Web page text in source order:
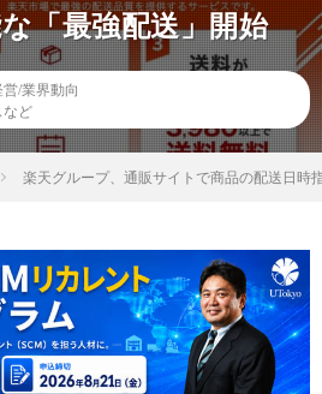
「最強配送」開始
営/業界動向
など
楽天グループ、通販サイトで商品の配送日時